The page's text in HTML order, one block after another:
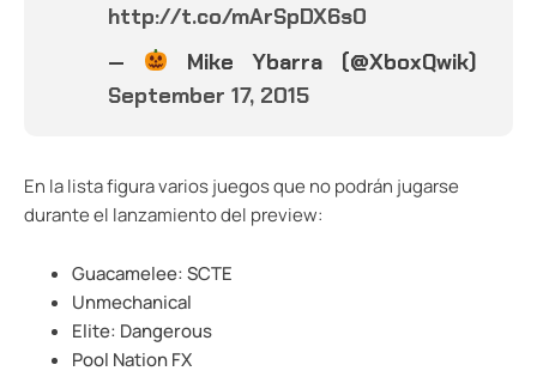
http://t.co/mArSpDX6s0
—
Mike Ybarra (@XboxQwik)
September 17, 2015
En la lista figura varios juegos que no podrán jugarse
durante el lanzamiento del preview:
Guacamelee: SCTE
Unmechanical
Elite: Dangerous
Pool Nation FX